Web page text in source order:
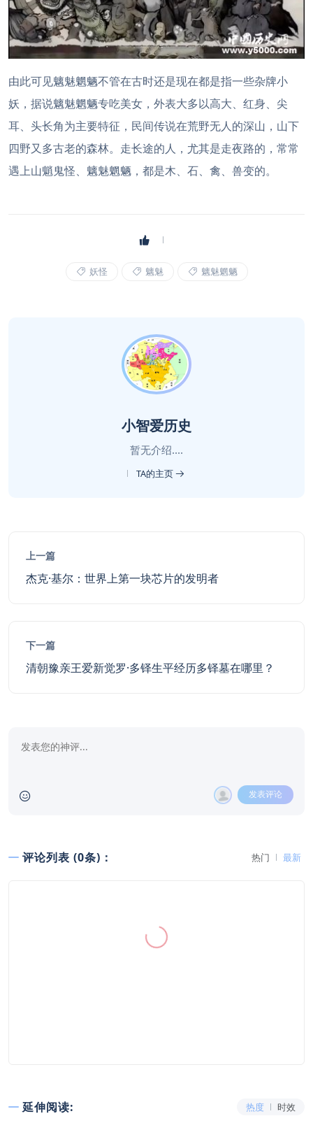
由此可见魑魅魍魉不管在古时还是现在都是指一些杂牌小
妖，据说魑魅魍魉专吃美女，外表大多以高大、红身、尖
耳、头长角为主要特征，民间传说在荒野无人的深山，山下
四野又多古老的森林。走长途的人，尤其是走夜路的，常常
遇上山魈鬼怪、魑魅魍魉，都是木、石、禽、兽变的。
妖怪 魑魅 魑魅魍魉
小智爱历史
暂无介绍....
TA的主页
上一篇
杰克·基尔：世界上第一块芯片的发明者
下一篇
清朝豫亲王爱新觉罗·多铎生平经历多铎墓在哪里？
发表评论
评论列表 (0条)： 热门 最新
延伸阅读: 热度 时效